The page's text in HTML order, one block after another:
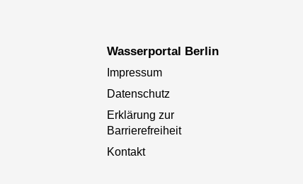
Wasserportal Berlin
Impressum
Datenschutz
Erklärung zur
Barrierefreiheit
Kontakt